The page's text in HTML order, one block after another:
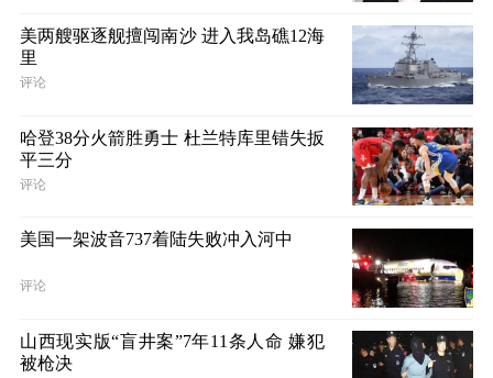
美两艘驱逐舰擅闯南沙 进入我岛礁12海
里
评论
哈登38分火箭胜勇士 杜兰特库里错失扳
平三分
评论
美国一架波音737着陆失败冲入河中
评论
山西现实版“盲井案”7年11条人命 嫌犯
被枪决